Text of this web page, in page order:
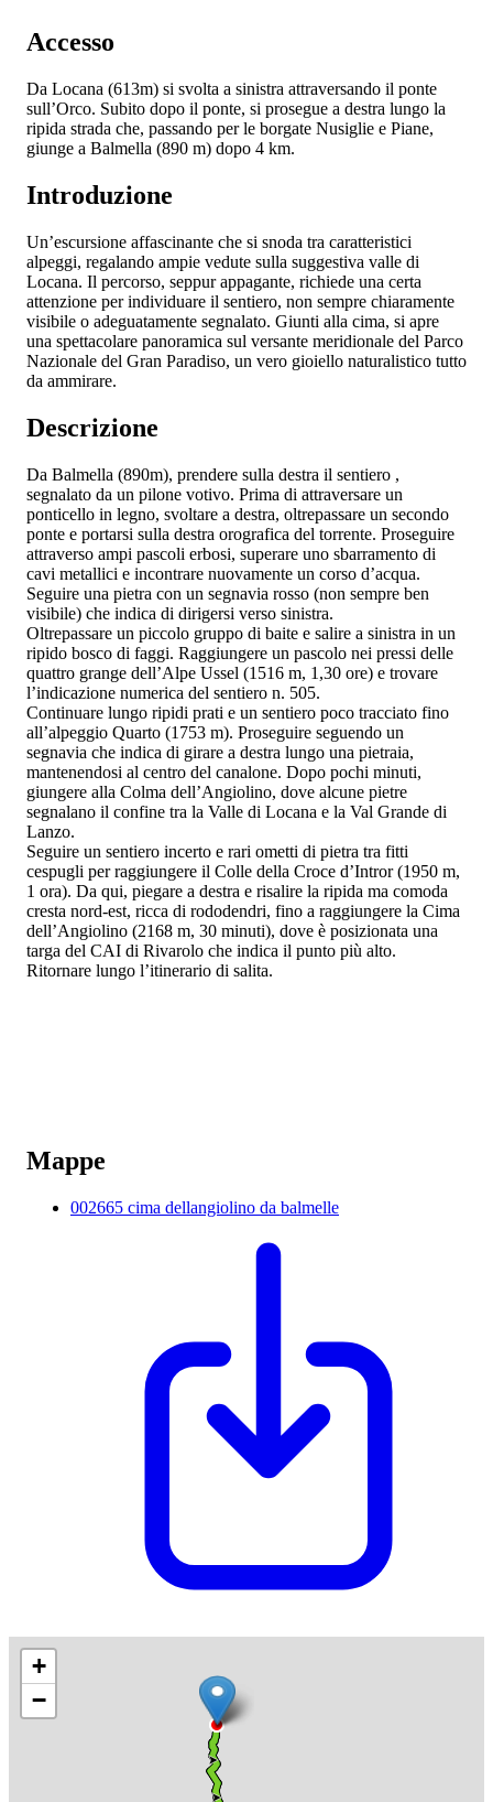
Accesso
Da Locana (613m) si svolta a sinistra attraversando il ponte
sull’Orco. Subito dopo il ponte, si prosegue a destra lungo la
ripida strada che, passando per le borgate Nusiglie e Piane,
giunge a Balmella (890 m) dopo 4 km.
Introduzione
Un’escursione affascinante che si snoda tra caratteristici
alpeggi, regalando ampie vedute sulla suggestiva valle di
Locana. Il percorso, seppur appagante, richiede una certa
attenzione per individuare il sentiero, non sempre chiaramente
visibile o adeguatamente segnalato. Giunti alla cima, si apre
una spettacolare panoramica sul versante meridionale del Parco
Nazionale del Gran Paradiso, un vero gioiello naturalistico tutto
da ammirare.
Descrizione
Da Balmella (890m), prendere sulla destra il sentiero ,
segnalato da un pilone votivo. Prima di attraversare un
ponticello in legno, svoltare a destra, oltrepassare un secondo
ponte e portarsi sulla destra orografica del torrente. Proseguire
attraverso ampi pascoli erbosi, superare uno sbarramento di
cavi metallici e incontrare nuovamente un corso d’acqua.
Seguire una pietra con un segnavia rosso (non sempre ben
visibile) che indica di dirigersi verso sinistra.
Oltrepassare un piccolo gruppo di baite e salire a sinistra in un
ripido bosco di faggi. Raggiungere un pascolo nei pressi delle
quattro grange dell’Alpe Ussel (1516 m, 1,30 ore) e trovare
l’indicazione numerica del sentiero n. 505.
Continuare lungo ripidi prati e un sentiero poco tracciato fino
all’alpeggio Quarto (1753 m). Proseguire seguendo un
segnavia che indica di girare a destra lungo una pietraia,
mantenendosi al centro del canalone. Dopo pochi minuti,
giungere alla Colma dell’Angiolino, dove alcune pietre
segnalano il confine tra la Valle di Locana e la Val Grande di
Lanzo.
Seguire un sentiero incerto e rari ometti di pietra tra fitti
cespugli per raggiungere il Colle della Croce d’Intror (1950 m,
1 ora). Da qui, piegare a destra e risalire la ripida ma comoda
cresta nord-est, ricca di rododendri, fino a raggiungere la Cima
dell’Angiolino (2168 m, 30 minuti), dove è posizionata una
targa del CAI di Rivarolo che indica il punto più alto.
Ritornare lungo l’itinerario di salita.
Mappe
002665 cima dellangiolino da balmelle
+
−